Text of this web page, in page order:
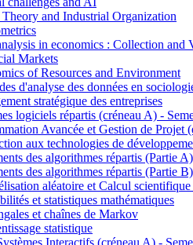
Theory and Industrial Organization
in economics : Collection and
Markets
of Resources and Environment
d'analyse des données en
stratégique des entreprises
logiciels répartis (créneau A) -
Avancée et Gestion de Projet
aux technologies de
des algorithmes répartis (Partie A)
des algorithmes répartis (Partie B)
aléatoire et Calcul scientifique
et statistiques mathématiques
et chaînes de Markov
statistique